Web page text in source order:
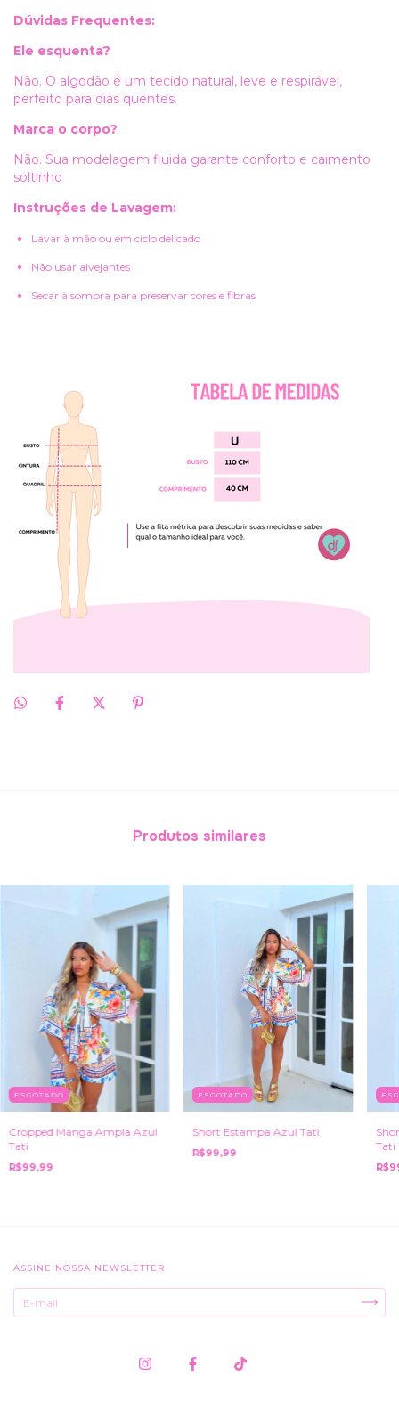
Dúvidas Frequentes:
Ele esquenta?
Não. O algodão é um tecido natural, leve e respirável,
perfeito para dias quentes.
Marca o corpo?
Não. Sua modelagem fluida garante conforto e caimento
soltinho
Instruções de Lavagem:
Lavar à mão ou em ciclo delicado
Não usar alvejantes
Secar à sombra para preservar cores e fibras
Produtos similares
ESGOTADO
Cropped Manga Ampla Azul
Tati
R$99,99
ESGOTADO
Short Estampa Azul Tati
R$99,99
Tati
ASSINE NOSSA NEWSLETTER